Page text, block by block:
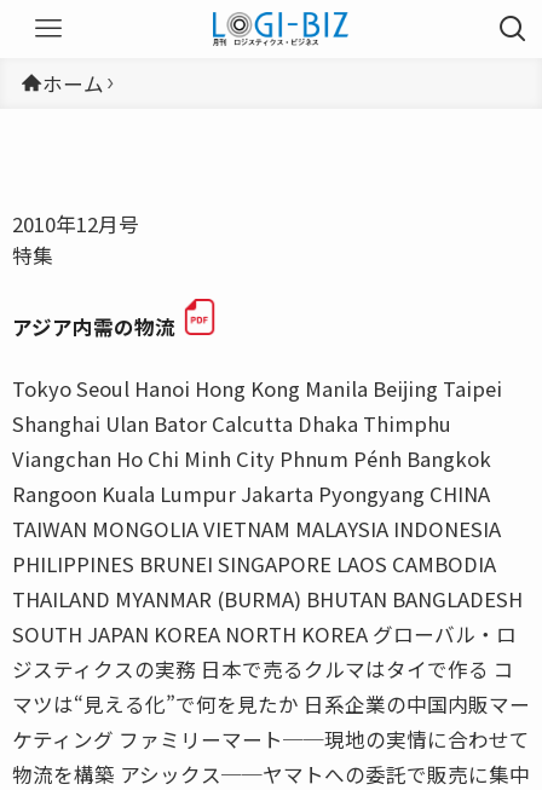
ホーム
2010年12月号
特集
アジア内需の物流
Tokyo Seoul Hanoi Hong Kong Manila Beijing Taipei
Shanghai Ulan Bator Calcutta Dhaka Thimphu
Viangchan Ho Chi Minh City Phnum Pénh Bangkok
Rangoon Kuala Lumpur Jakarta Pyongyang CHINA
TAIWAN MONGOLIA VIETNAM MALAYSIA INDONESIA
PHILIPPINES BRUNEI SINGAPORE LAOS CAMBODIA
THAILAND MYANMAR (BURMA) BHUTAN BANGLADESH
SOUTH JAPAN KOREA NORTH KOREA グローバル・ロ
ジスティクスの実務 日本で売るクルマはタイで作る コ
マツは“見える化”で何を見たか 日系企業の中国内販マー
ケティング ファミリーマート──現地の実情に合わせて
物流を構築 アシックス──ヤマトへの委託で販売に集中